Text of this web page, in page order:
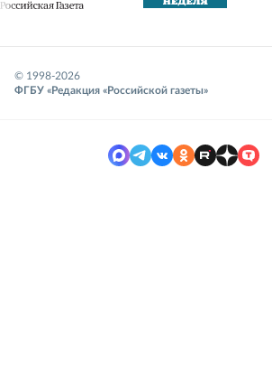
© 1998-2026
ФГБУ «Редакция «Российской газеты»